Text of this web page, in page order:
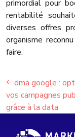
primordial pour
rentabilité
diverses offres
organisme
faire.
dma google :
vos campagnes
grâce à la data